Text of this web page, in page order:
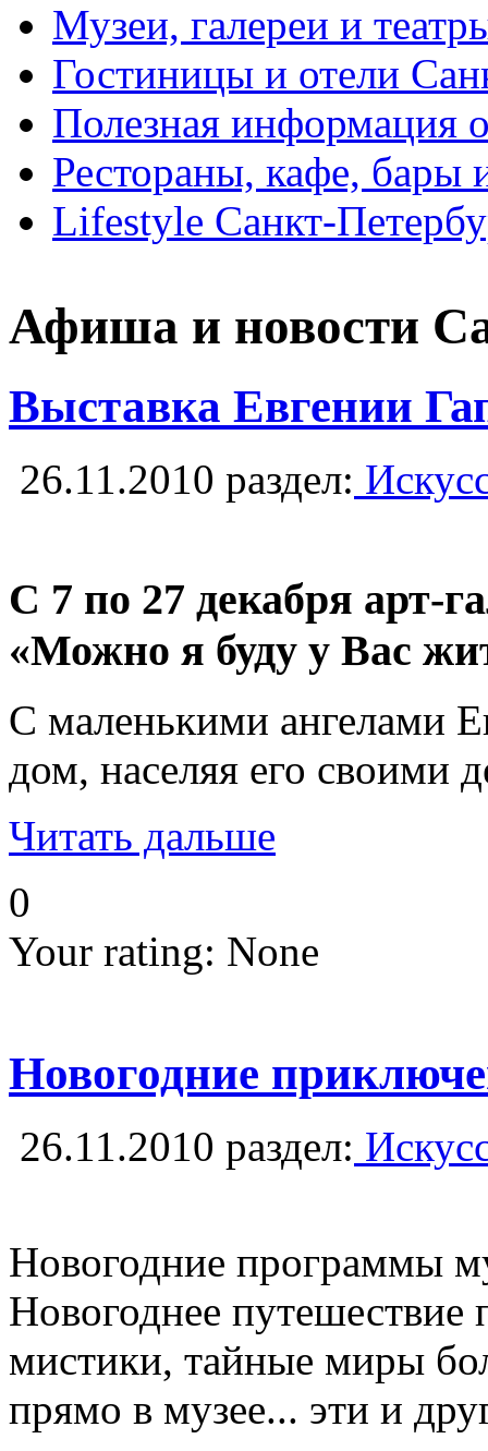
Музеи, галереи и
Гостиницы и отели
Полезная информация
Рестораны, кафе, бары
Lifestyle Санкт-
Афиша и новости
Выставка Евгении
26.11.2010 раздел:
С 7 по 27 декабря арт-
«Можно я буду у Вас
С маленькими ангелами
дом, населяя его своими
Читать дальше
0
Your rating: None
Новогодние
26.11.2010 раздел:
Новогодние программы
Новогоднее путешествие
мистики, тайные миры
прямо в музее... эти и